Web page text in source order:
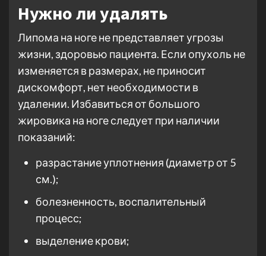
Нужно ли удалять
Липома на ноге не представляет угрозы
жизни, здоровью пациента. Если опухоль не
изменяется в размерах, не приносит
дискомфорт, нет необходимости в
удалении. Избавиться от большого
жировика на ноге следует при наличии
показаний:
разрастание уплотнения (диаметр от 5
см.);
болезненность, воспалительный
процесс;
выделение крови;